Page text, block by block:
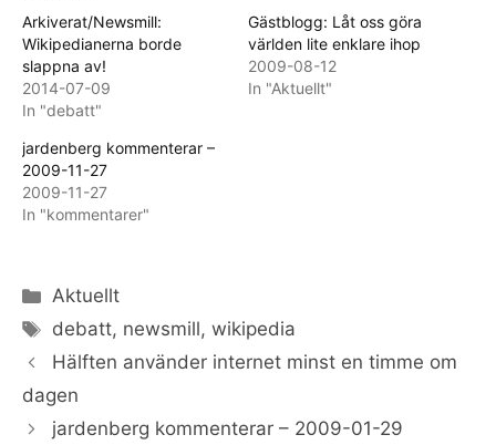
Arkiverat/Newsmill:
Wikipedianerna borde
slappna av!
2014-07-09
In "debatt"
Gästblogg: Låt oss göra
världen lite enklare ihop
2009-08-12
In "Aktuellt"
jardenberg kommenterar –
2009-11-27
2009-11-27
In "kommentarer"
Categories
Aktuellt
Tags
debatt, newsmill,wikipedia
Hälften använder internet minst en timme om
dagen
jardenberg kommenterar – 2009-01-29